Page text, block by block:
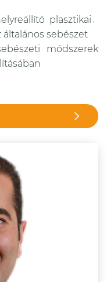
plasztikai
általános sebészet
módszerek